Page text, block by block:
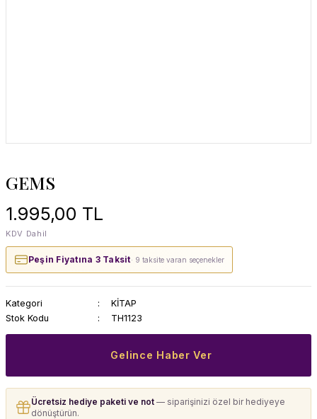
GEMS
1.995,00 TL
KDV Dahil
Peşin Fiyatına 3 Taksit· 9 taksite varan seçenekler
Kategori
KİTAP
Stok Kodu
TH1123
Gelince Haber Ver
Ücretsiz hediye paketi ve not — siparişinizi özel bir hediyeye
dönüştürün.